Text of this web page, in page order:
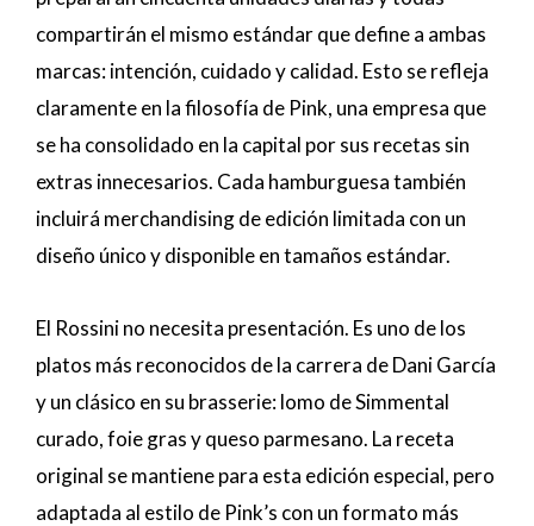
compartirán el mismo estándar que define a ambas
marcas: intención, cuidado y calidad. Esto se refleja
claramente en la filosofía de Pink, una empresa que
se ha consolidado en la capital por sus recetas sin
extras innecesarios. Cada hamburguesa también
incluirá merchandising de edición limitada con un
diseño único y disponible en tamaños estándar.
El Rossini no necesita presentación. Es uno de los
platos más reconocidos de la carrera de Dani García
y un clásico en su brasserie: lomo de Simmental
curado, foie gras y queso parmesano. La receta
original se mantiene para esta edición especial, pero
adaptada al estilo de Pink’s con un formato más